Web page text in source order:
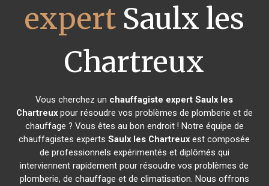
expertSaulx les
Chartreux
Vous cherchez un chauffagiste expert Saulx les
Chartreuxpour résoudre vos problèmes de plomberie et de
chauffage ? Vous êtes au bon endroit ! Notre équipe de
chauffagistes expertsSaulx les Chartreux est composée
de professionnels expérimentés et diplômés qui
interviennent rapidement pour résoudre vos problèmes de
plomberie, de chauffage et de climatisation. Nous offrons